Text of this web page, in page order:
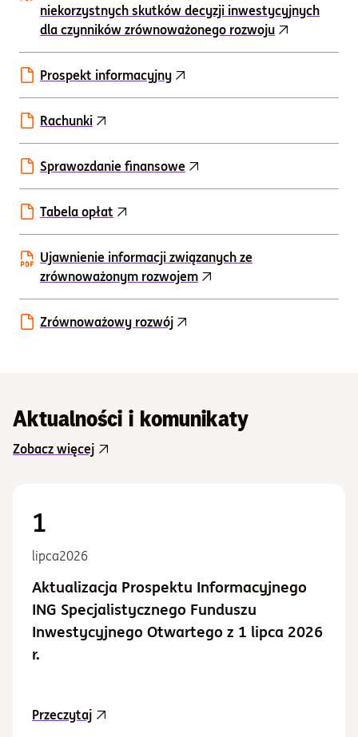
niekorzystnych skutków decyzji inwestycyjnych
dla czynników zrównoważonego rozwoju
Prospekt informacyjny
Rachunki
Sprawozdanie finansowe
Tabela opłat
Ujawnienie informacji związanych ze
zrównoważonym rozwojem
Zrównoważowy rozwój
Aktualności i komunikaty
Zobacz więcej
1
lipca2026
Aktualizacja Prospektu Informacyjnego
ING Specjalistycznego Funduszu
Inwestycyjnego Otwartego z 1 lipca 2026
r.
Przeczytajaktualność Aktualizacja Prospektu